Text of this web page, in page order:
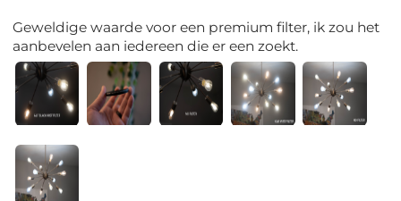
Geweldige waarde voor een premium filter, ik zou het
aanbevelen aan iedereen die er een zoekt.